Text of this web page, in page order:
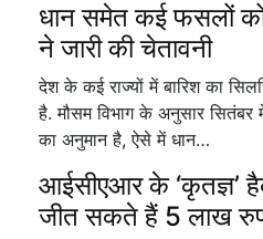
धान समेत कई फसलों
ने जारी की चेतावनी
देश के कई राज्यों में बारिश का
है. मौसम विभाग के अनुसार सितंबर
का अनुमान है, ऐसे में धान…
आईसीएआर के ‘कृतज्ञ’
जीत सकते हैं 5 लाख